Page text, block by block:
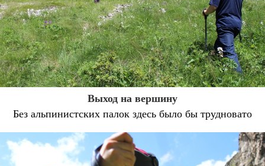
Выход на вершину
Без альпинистских палок здесь было бы трудновато